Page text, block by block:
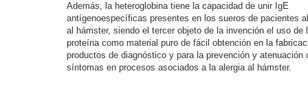
Además, la heteroglobina tiene la capacidad de unir IgE
antígenoespecíficas presentes en los sueros de pacientes
al hámster, siendo el tercer objeto de la invención el uso de
proteína como material puro de fácil obtención en la
productos de diagnóstico y para la prevención y atenuación
síntomas en procesos asociados a la alergia al hámster.